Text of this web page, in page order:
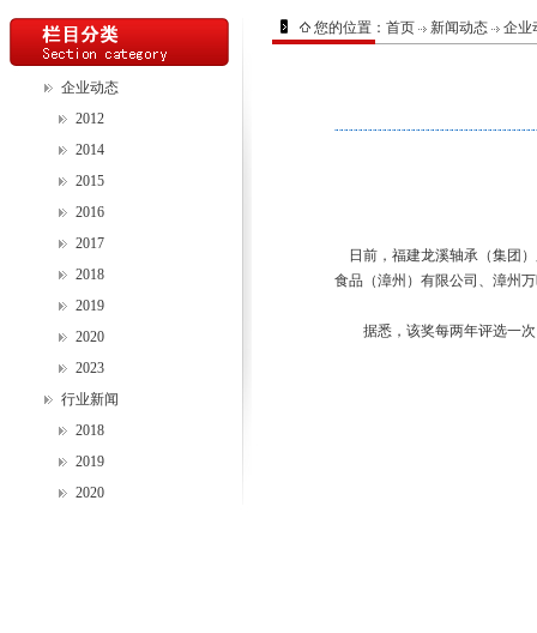
企业动态
2012
2014
2015
2016
2017
2018
2019
2020
2023
行业新闻
2018
2019
2020
您的位置： 首页 新闻动态 企业
日前，福建龙溪轴承（集团
食品（漳州）有限公司、漳州
据悉，该奖每两年评选一次